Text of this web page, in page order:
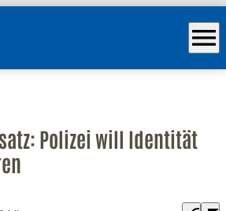
menu
Polizei will Identität